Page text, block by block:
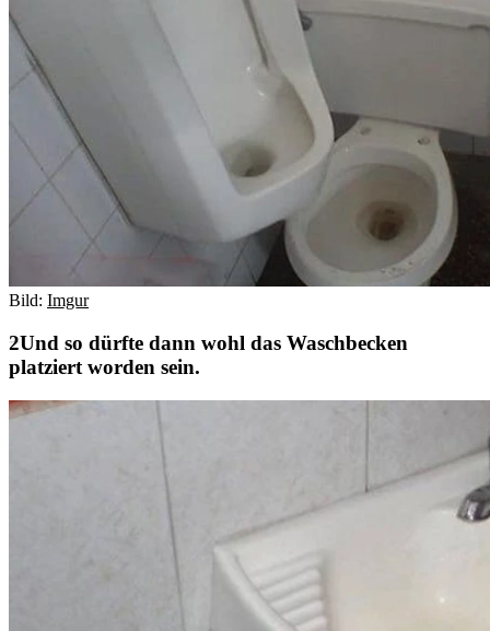
Bild: Imgur
Und so dürfte dann wohl das Waschbecken
platziert worden sein.